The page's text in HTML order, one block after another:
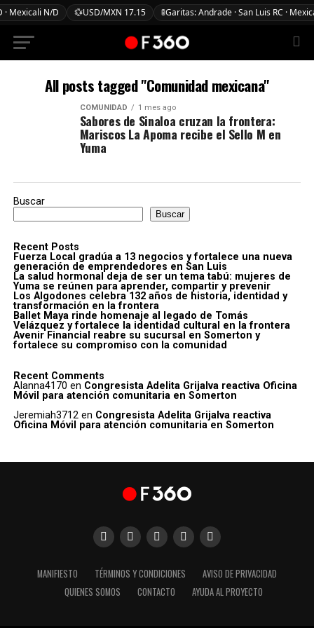
· Mexicali N/D 💱USD/MXN 17.15 🚦Garitas: Andrade · San Luis RC ·
All posts tagged "Comunidad mexicana"
COMUNIDAD 1 mes ago
Sabores de Sinaloa cruzan la frontera:
Mariscos La Apoma recibe el Sello M en
Yuma
Buscar
Buscar
Recent Posts
Fuerza Local gradúa a 13 negocios y fortalece una nueva
generación de emprendedores en San Luis
La salud hormonal deja de ser un tema tabú: mujeres de
Yuma se reúnen para aprender, compartir y prevenir
Los Algodones celebra 132 años de historia, identidad y
transformación en la frontera
Ballet Maya rinde homenaje al legado de Tomás
Velázquez y fortalece la identidad cultural en la frontera
Avenir Financial reabre su sucursal en Somerton y
fortalece su compromiso con la comunidad
Recent Comments
Alanna4170 en Congresista Adelita Grijalva reactiva Oficina
Móvil para atención comunitaria en Somerton
Jeremiah3712en Congresista Adelita Grijalva reactiva
Oficina Móvil para atención comunitaria en Somerton
MANIFIESTO TÉRMINOS Y CONDICIONES
AVISO DE PRIVACIDAD
QUIENES SOMOS
CONTACTO AYUDA AL PROYECTO